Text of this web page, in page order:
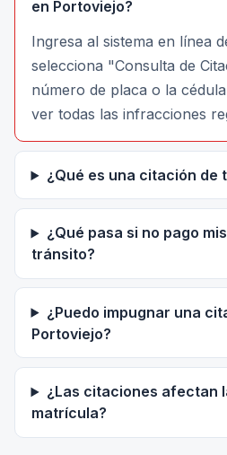
en Portoviejo?
Ingresa al sistema en línea
selecciona "Consulta de
número de placa o la
ver todas las infracciones
¿Qué es una citación de
¿Qué pasa si no pago
tránsito?
¿Puedo impugnar una
Portoviejo?
¿Las citaciones afectan
matrícula?